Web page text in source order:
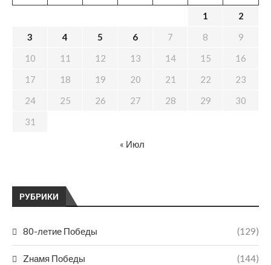
РУБРИКИ
80-летие Победы (129)
Zнамя Победы (144)
1
2
3
4 5 6 7 8
9
10
11 12 13 14 15
16
17
18 19 20 21 22
23
24
25 26 27 28 29
30
31
« Июл